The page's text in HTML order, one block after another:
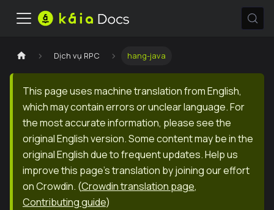
Dịch vụ RPC hang-java
This page uses machine translation from English,
which may contain errors or unclear language. For
the most accurate information, please see the
original English version. Some content may be in the
original English due to frequent updates. Help us
improve this page's translation by joining our effort
on Crowdin. (Crowdin translation page,
Contributing guide)